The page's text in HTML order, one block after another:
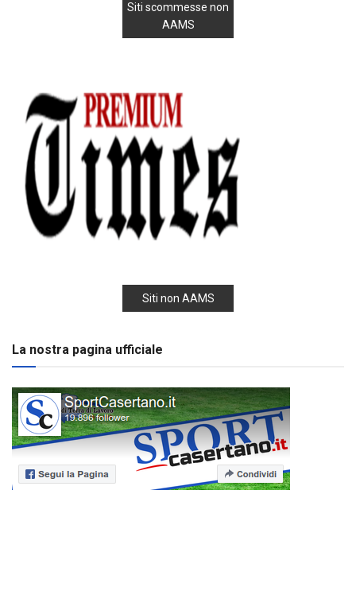
Siti scommesse non
AAMS
Siti non AAMS
La nostra pagina ufficiale